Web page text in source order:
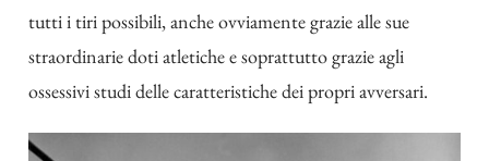
tutti i tiri possibili, anche ovviamente grazie alle sue
straordinarie doti atletiche e soprattutto grazie agli
ossessivi studi delle caratteristiche dei propri avversari.